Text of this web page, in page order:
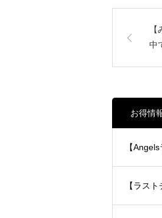
中
お得情
【
【ラス